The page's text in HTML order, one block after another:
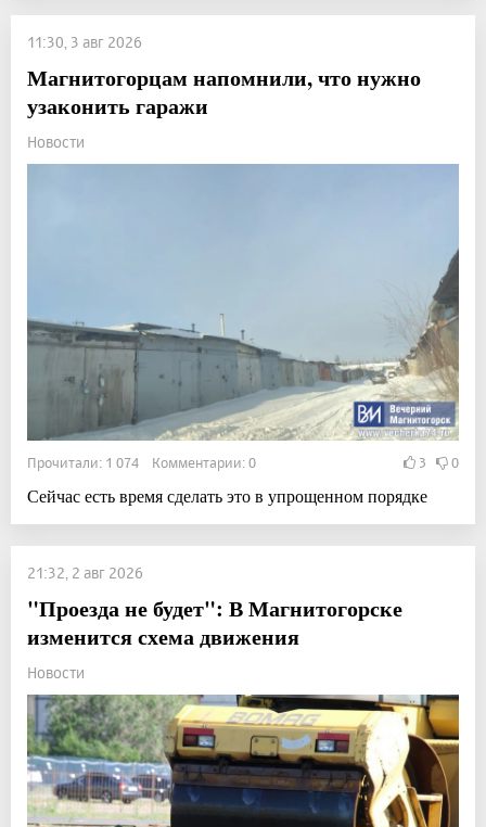
11:30, 3 авг 2026
Магнитогорцам напомнили, что нужно
узаконить гаражи
Новости
Прочитали: 1 074 Комментарии: 0 3 0
Сейчас есть время сделать это в упрощенном порядке
21:32, 2 авг 2026
"Проезда не будет": В Магнитогорске
изменится схема движения
Новости